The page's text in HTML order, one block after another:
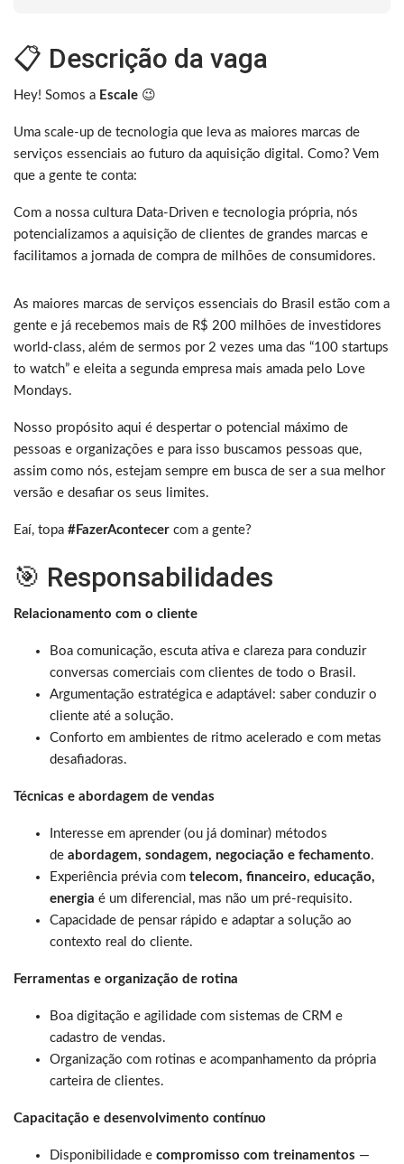
📋 Descrição da vaga
Hey! Somos a Escale 😉
Uma scale-up de tecnologia que leva as maiores marcas de
serviços essenciais ao futuro da aquisição digital. Como? Vem
que a gente te conta:
Com a nossa cultura Data-Driven e tecnologia própria, nós
potencializamos a aquisição de clientes de grandes marcas e
facilitamos a jornada de compra de milhões de consumidores.
As maiores marcas de serviços essenciais do Brasil estão com a
gente e já recebemos mais de R$ 200 milhões de investidores
world-class, além de sermos por 2 vezes uma das “100 startups
to watch” e eleita a segunda empresa mais amada pelo Love
Mondays.
Nosso propósito aqui é despertar o potencial máximo de
pessoas e organizações e para isso buscamos pessoas que,
assim como nós, estejam sempre em busca de ser a sua melhor
versão e desafiar os seus limites.
Eaí, topa #FazerAcontecer com a gente?
🎯 Responsabilidades
Relacionamento com o cliente
Boa comunicação, escuta ativa e clareza para conduzir
conversas comerciais com clientes de todo o Brasil.
Argumentação estratégica e adaptável: saber conduzir o
cliente até a solução.
Conforto em ambientes de ritmo acelerado e com metas
desafiadoras.
Técnicas e abordagem de vendas
Interesse em aprender (ou já dominar) métodos
de abordagem, sondagem, negociação e fechamento.
Experiência prévia com telecom, financeiro, educação,
energia é um diferencial, mas não um pré-requisito.
Capacidade de pensar rápido e adaptar a solução ao
contexto real do cliente.
Ferramentas e organização de rotina
Boa digitação e agilidade com sistemas de CRM e
cadastro de vendas.
Organização com rotinas e acompanhamento da própria
carteira de clientes.
Capacitação e desenvolvimento contínuo
Disponibilidade e compromisso com treinamentos —